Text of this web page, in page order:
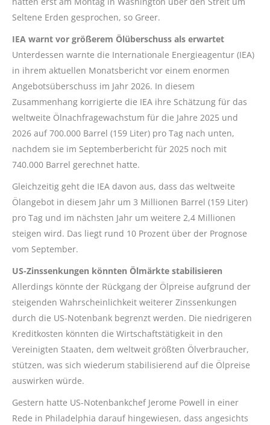
Seltene Erden gesprochen, so Greer.
IEA warnt vor größerem Ölüberschuss als erwartet
Unterdessen warnte die Internationale Energieagentur (IEA)
in ihrem aktuellen Monatsbericht vor einem enormen
Angebotsüberschuss im Jahr 2026. In diesem
Zusammenhang korrigierte die IEA ihre Schätzung für das
weltweite Ölnachfragewachstum für die Jahre 2025 und
2026 auf 700.000 Barrel (159 Liter) pro Tag nach unten,
nachdem sie im Septemberbericht für 2025 noch mit
740.000 Barrel gerechnet hatte.
Gleichzeitig geht die IEA davon aus, dass das weltweite
Ölangebot in diesem Jahr um 3 Millionen Barrel (159 Liter)
pro Tag und im nächsten Jahr um weitere 2,4 Millionen
steigen wird. Das liegt rund 10 Prozent über der Prognose
vom September.
US-Zinssenkungen könnten Ölmärkte stabilisieren
Allerdings könnte der Rückgang der Ölpreise aufgrund der
steigenden Wahrscheinlichkeit weiterer Zinssenkungen
durch die US-Notenbank begrenzt werden. Die niedrigeren
Kreditkosten könnten die Wirtschaftstätigkeit in den
Vereinigten Staaten, dem weltweit größten Ölverbraucher,
stützen, was sich wiederum stabilisierend auf die Ölpreise
auswirken würde.
Gestern hatte US-Notenbankchef Jerome Powell in einer
Rede in Philadelphia darauf hingewiesen, dass angesichts